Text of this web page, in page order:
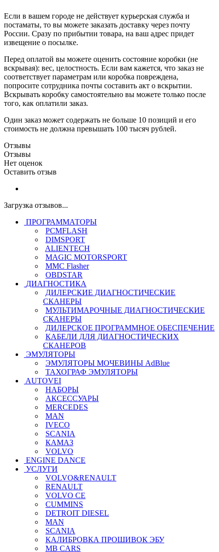
Если в вашем городе не действует курьерская служба и
постаматы, то вы можете заказать доставку через почту
России. Сразу по прибытии товара, на ваш адрес придет
извещение о посылке.
Перед оплатой вы можете оценить состояние коробки (не
вскрывая): вес, целостность. Если вам кажется, что заказ не
соответствует параметрам или коробка повреждена,
попросите сотрудника почты составить акт о вскрытии.
Вскрывать коробку самостоятельно вы можете только после
того, как оплатили заказ.
Один заказ может содержать не больше 10 позиций и его
стоимость не должна превышать 100 тысяч рублей.
Отзывы
Отзывы
Нет оценок
Оставить отзыв
Загрузка отзывов...
ПРОГРАММАТОРЫ
PCMFLASH
DIMSPORT
ALIENTECH
MAGIC MOTORSPORT
MMC Flasher
OBDSTAR
ДИАГНОСТИКА
ДИЛЕРСКИЕ ДИАГНОСТИЧЕСКИЕ
СКАНЕРЫ
МУЛЬТИМАРОЧНЫЕ ДИАГНОСТИЧЕСКИЕ
СКАНЕРЫ
ДИЛЕРСКОЕ ПРОГРАММНОЕ ОБЕСПЕЧЕНИЕ
КАБЕЛИ ДЛЯ ДИАГНОСТИЧЕСКИХ
СКАНЕРОВ
ЭМУЛЯТОРЫ
ЭМУЛЯТОРЫ МОЧЕВИНЫ АdBlue
ТАХОГРАФ ЭМУЛЯТОРЫ
AUTOVEI
НАБОРЫ
АКСЕССУАРЫ
MERCEDES
MAN
IVECO
SCANIA
КАМАЗ
VOLVO
ENGINE DANCE
УСЛУГИ
VOLVO&RENAULT
RENAULT
VOLVO CE
CUMMINS
DETROIT DIESEL
MAN
SCANIA
КАЛИБРОВКА ПРОШИВОК ЭБУ
MB CARS